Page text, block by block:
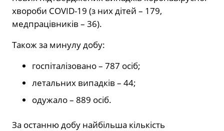
хвороби COVID-19 (з них дітей – 179,
медпрацівників – 36).
Також за минулу добу:
госпіталізовано – 787 осіб;
летальних випадків – 44;
одужало – 889 осіб.
За останню добу найбільша кількість